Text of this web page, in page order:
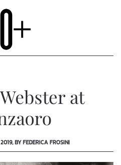
at
BY FEDERICA FROSINI